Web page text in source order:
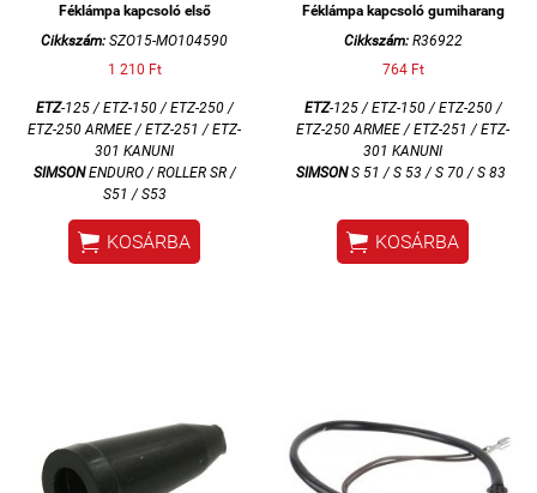
Féklámpa kapcsoló első
Cikkszám: SZO15-MO104590
1 210 Ft
ETZ-125 / ETZ-150 / ETZ-250 /
ETZ-250 ARMEE / ETZ-251 / ETZ-
301 KANUNI
SIMSONENDURO / ROLLER SR /
S51 / S53
 KOSÁRBA
Féklámpa kapcsoló gumiharang
Cikkszám:R36922
764 Ft
ETZ-125 / ETZ-150 / ETZ-250 /
ETZ-250 ARMEE / ETZ-251 / ETZ-
301 KANUNI
SIMSONS 51 / S 53 / S 70 / S 83
 KOSÁRBA